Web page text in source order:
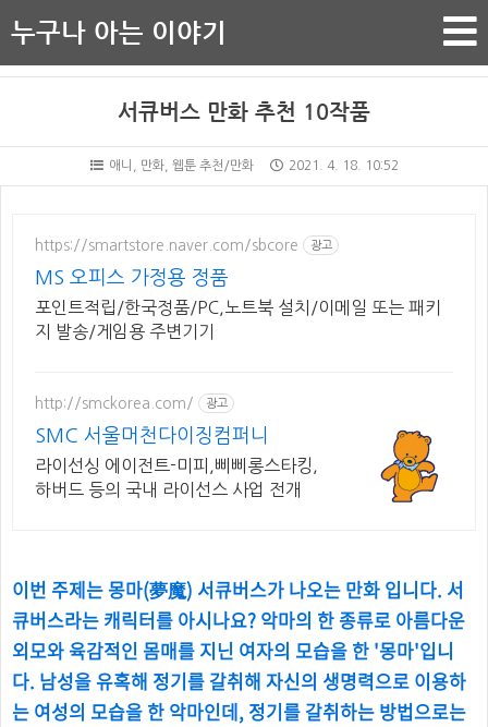
누구나 아는 이야기
서큐버스 만화 추천 10작품
애니, 만화, 웹툰 추천/만화 2021. 4. 18. 10:52
https://smartstore.naver.com/sbcore 광고
MS 오피스 가정용 정품
포인트적립/한국정품/PC,노트북 설치/이메일 또는 패키
지 발송/게임용 주변기기
http://smckorea.com/ 광고
SMC 서울머천다이징컴퍼니
라이선싱 에이전트-미피,삐삐롱스타킹,
하버드 등의 국내 라이선스 사업 전개
이번 주제는 몽마(夢魔) 서큐버스가 나오는 만화 입니다. 서
큐버스라는 캐릭터를 아시나요? 악마의 한 종류로 아름다운
외모와 육감적인 몸매를 지닌 여자의 모습을 한 '몽마'입니
다. 남성을 유혹해 정기를 갈취해 자신의 생명력으로 이용하
는 여성의 모습을 한 악마인데, 정기를 갈취하는 방법으로는